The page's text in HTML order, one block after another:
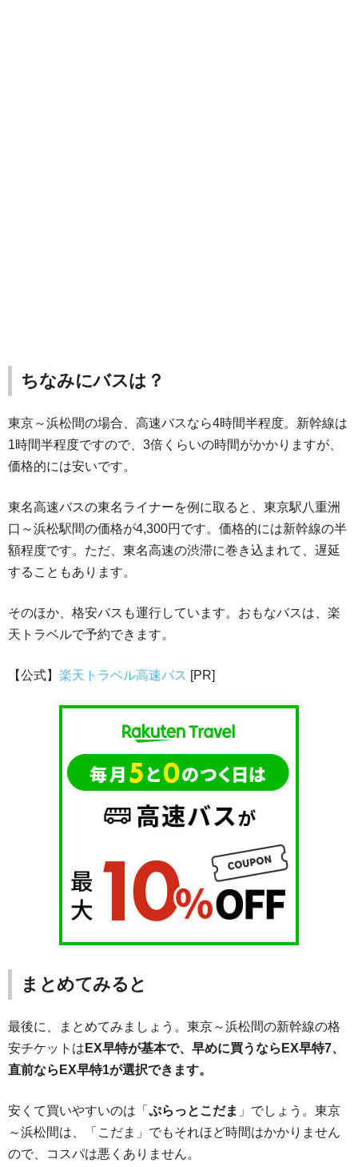
ちなみにバスは？
東京～浜松間の場合、高速バスなら4時間半程度。新幹線は
1時間半程度ですので、3倍くらいの時間がかかりますが、
価格的には安いです。
東名高速バスの東名ライナーを例に取ると、東京駅八重洲
口～浜松駅間の価格が4,300円です。価格的には新幹線の半
額程度です。ただ、東名高速の渋滞に巻き込まれて、遅延
することもあります。
そのほか、格安バスも運行しています。おもなバスは、楽
天トラベルで予約できます。
【公式】 楽天トラベル高速バス [PR]
まとめてみると
最後に、まとめてみましょう。東京～浜松間の新幹線の格
安チケットは EX早特が基本で、早めに買うならEX早特7、
直前ならEX早特1が選択できます。
安くて買いやすいのは「 ぷらっとこだま 」でしょう。東京
～浜松間は、「こだま」でもそれほど時間はかかりません
ので、コスパは悪くありません。